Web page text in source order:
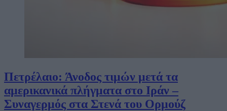
Πετρέλαιο: Άνοδος τιμών μετά τα
αμερικανικά πλήγματα στο Ιράν –
Συναγερμός στα Στενά του Ορμούζ